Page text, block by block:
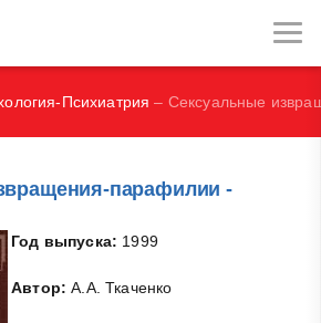
Психиатрия – Сексуальные
парафилии -
Год выпуска: 1999
Автор: А.А. Ткаченко